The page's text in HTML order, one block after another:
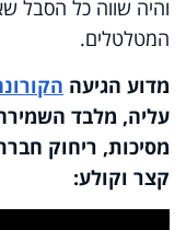
והיה שווה כל הסבל
המטלטלים.
מדוע הגיעה
עליה, מלבד
מסיכות, ריחוק
קצר וקולע: